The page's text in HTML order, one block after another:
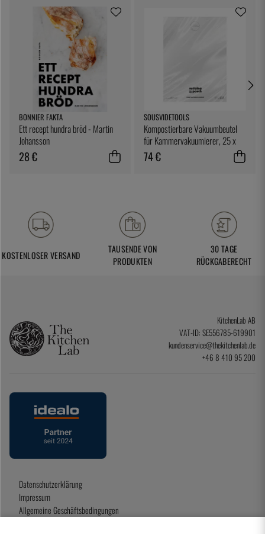
BONNIER FAKTA
Ett recept hundra bröd - Martin
Johansson
28 €
SOUSVIDETOOLS
Kompostierbare Vakuumbeutel
für Kammervakuumierer, 25 x
25 cm, 200er-Pack -
SousVideTools
74 €
KOSTENLOSER VERSAND
TAUSENDE VON
PRODUKTEN
30 TAGE
RÜCKGABERECHT
KitchenLab AB
VAT-ID: SE556785-619901
kundenservice@thekitchenlab.de
+46 8 410 95 200
Datenschutzerklärung
Impressum
Allgemeine Geschäftsbedingungen